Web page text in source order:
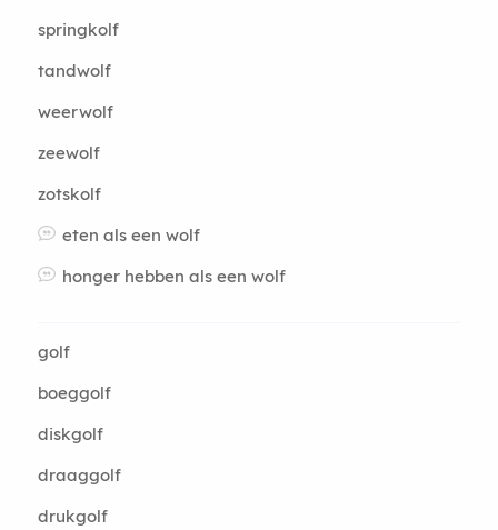
springkolf
tandwolf
weerwolf
zeewolf
zotskolf
eten als een wolf
honger hebben als een wolf
golf
boeggolf
diskgolf
draaggolf
drukgolf